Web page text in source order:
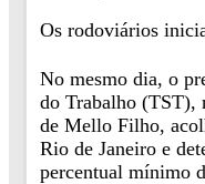
Os rodoviários
No mesmo dia, o
do Trabalho
de Mello Filho,
Rio de Janeiro e
percentual mínimo